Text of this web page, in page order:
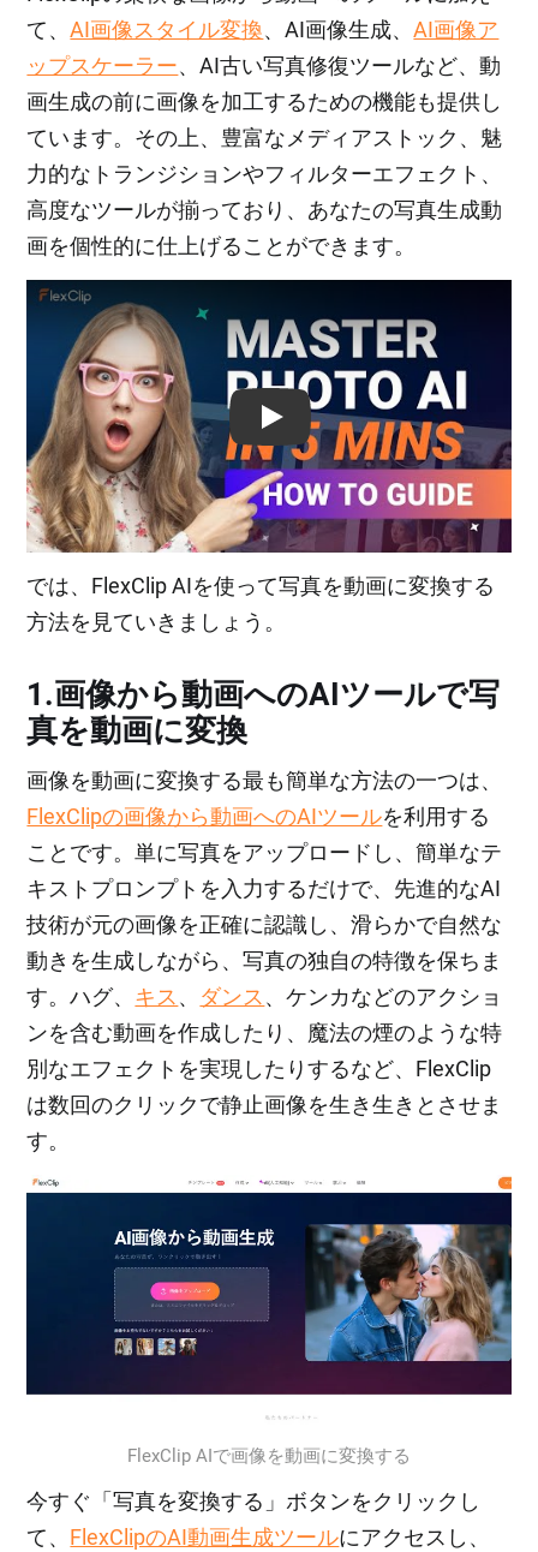
て、AI画像スタイル変換、AI画像生成、AI画像ア
ップスケーラー、AI古い写真修復ツールなど、動
画生成の前に画像を加工するための機能も提供し
ています。その上、豊富なメディアストック、魅
力的なトランジションやフィルターエフェクト、
高度なツールが揃っており、あなたの写真生成動
画を個性的に仕上げることができます。
Play: Keynote (Google I/O '18)
では、FlexClip AIを使って写真を動画に変換する
方法を見ていきましょう。
1.画像から動画へのAIツールで写
真を動画に変換
画像を動画に変換する最も簡単な方法の一つは、
FlexClipの画像から動画へのAIツールを利用する
ことです。単に写真をアップロードし、簡単なテ
キストプロンプトを入力するだけで、先進的なAI
技術が元の画像を正確に認識し、滑らかで自然な
動きを生成しながら、写真の独自の特徴を保ちま
す。ハグ、 キス 、 ダンス 、ケンカなどのアクショ
ンを含む動画を作成したり、魔法の煙のような特
別なエフェクトを実現したりするなど、FlexClip
は数回のクリックで静止画像を生き生きとさせま
す。
FlexClip AIで画像を動画に変換する
今すぐ「写真を変換する」ボタンをクリックし
て、 FlexClipのAI動画生成ツールにアクセスし、